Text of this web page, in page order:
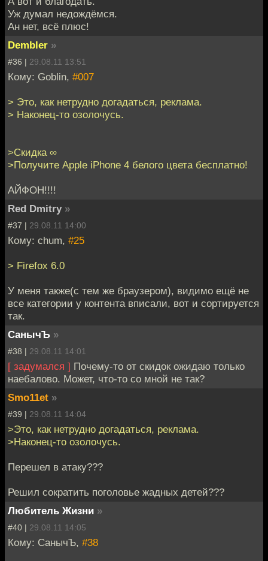
Уж думал недождёмся.
Ан нет, всё плюс!
Dembler »
#36 | 29.08.11 13:51
Кому: Goblin, #007
> Это, как нетрудно догадаться, реклама.
> Наконец-то озолочусь.
>Скидка ∞
>Получите Apple iPhone 4 белого цвета бесплатно!
АЙФОН!!!!
Red Dmitry »
#37 | 29.08.11 14:00
Кому: chum, #25
> Firefox 6.0
У меня также(с тем же браузером), видимо ещё не
все категории у контента вписали, вот и сортируется
так.
СанычЪ »
#38 | 29.08.11 14:01
[ задумался ] Почему-то от скидок ожидаю только
наебалово. Может, что-то со мной не так?
Smo11et »
#39 | 29.08.11 14:04
>Это, как нетрудно догадаться, реклама.
>Наконец-то озолочусь.
Перешел в атаку???
Решил сократить поголовье жадных детей???
Любитель Жизни »
#40 | 29.08.11 14:05
Кому: СанычЪ, #38